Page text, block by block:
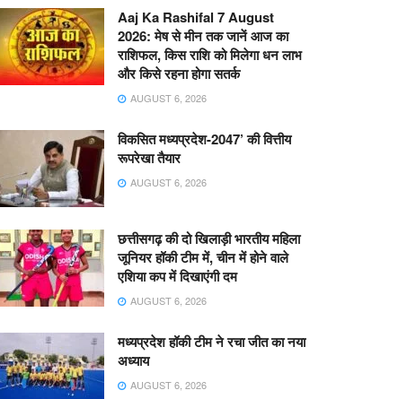
Aaj Ka Rashifal 7 August
2026: मेष से मीन तक जानें आज का
राशिफल, किस राशि को मिलेगा धन लाभ
और किसे रहना होगा सतर्क
AUGUST 6, 2026
विकसित मध्यप्रदेश-2047’ की वित्तीय
रूपरेखा तैयार
AUGUST 6, 2026
छत्तीसगढ़ की दो खिलाड़ी भारतीय महिला
जूनियर हॉकी टीम में, चीन में होने वाले
एशिया कप में दिखाएंगी दम
AUGUST 6, 2026
मध्यप्रदेश हॉकी टीम ने रचा जीत का नया
अध्याय
AUGUST 6, 2026